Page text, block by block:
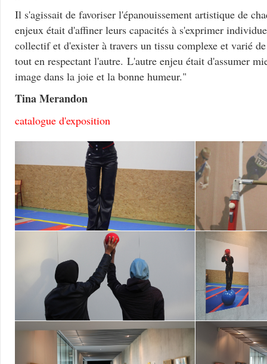
Il s'agissait de favoriser l'épanouissement artistique de
enjeux était d'affiner leurs capacités à s'exprimer
collectif et d'exister à travers un tissu complexe et varié
tout en respectant l'autre. L'autre enjeu était d'assumer
image dans la joie et la bonne humeur."
Tina Merandon
catalogue d'exposition